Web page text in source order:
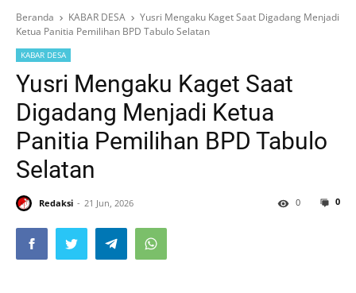
Beranda KABAR DESA
Yusri Mengaku Kaget Saat Digadang Menjadi
Ketua Panitia Pemilihan BPD Tabulo Selatan
KABAR DESA
Yusri Mengaku Kaget Saat
Digadang Menjadi Ketua
Panitia Pemilihan BPD Tabulo
Selatan
Redaksi 21 Jun, 2026 0
0